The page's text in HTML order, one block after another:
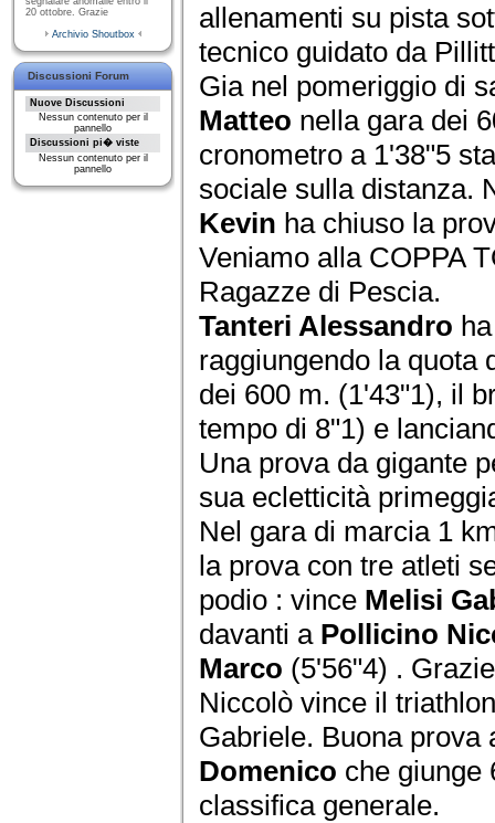
20 ottobre. Grazie
Archivio Shoutbox
Discussioni Forum
Nuove Discussioni
Nessun contenuto per il
pannello
Discussioni pi� viste
Nessun contenuto per il
pannello
allenamenti su pista
tecnico guidato da
Gia nel pomeriggio di
Matteo nella gara dei
cronometro a 1'38"5
sociale sulla distanza.
Kevin ha chiuso la
Veniamo alla COPPA
Ragazze di Pescia.
Tanteri Alessandro
raggiungendo la quota
dei 600 m. (1'43"1), il
tempo di 8"1) e
Una prova da gigante
sua ecletticità
Nel gara di marcia 1
la prova con tre atleti
podio : vince Melisi
davanti a Pollicino
Marco (5'56"4) .
Niccolò vince il
Gabriele. Buona prova
Domenico che giunge
classifica generale.